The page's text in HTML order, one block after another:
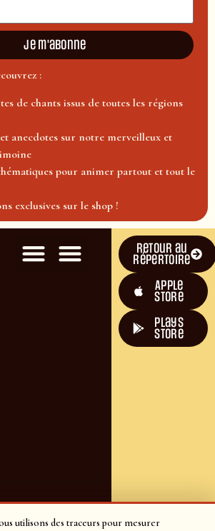
utilisons des traceurs pour mesurer
Je m'abonne
:
de chants issus de toutes les régions
anecdotes sur notre merveilleux et
pour animer partout et tout le
exclusives sur le shop !
Retour au
répertoire
Apple
Store
plays
store